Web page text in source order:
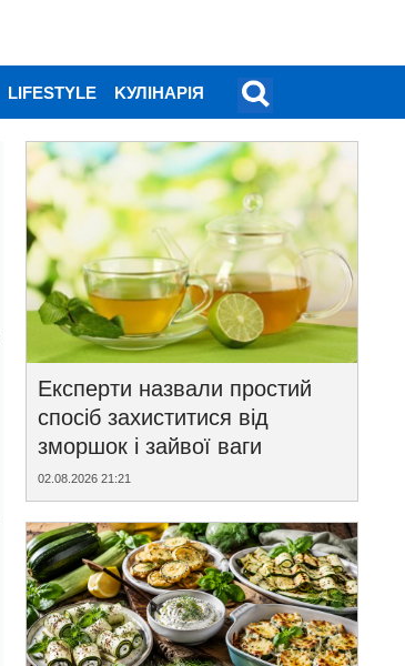
LIFESTYLE KУЛІНАРІЯ
Експерти назвали простий
спосіб захиститися від
зморшок і зайвої ваги
02.08.2026 21:21